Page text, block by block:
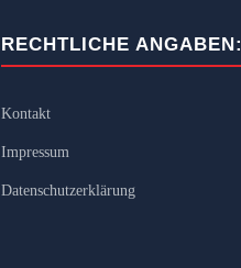
RECHTLICHE ANGABEN:
Kontakt
Impressum
Datenschutzerklärung